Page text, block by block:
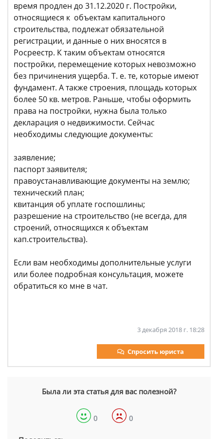
время продлен до 31.12.2020 г. Постройки,
относящиеся к объектам капитального
строительства, подлежат обязательной
регистрации, и данные о них вносятся в
Росреестр. К таким объектам относятся
постройки, перемещение которых невозможно
без причинения ущерба. Т. е. те, которые имеют
фундамент. А также строения, площадь которых
более 50 кв. метров. Раньше, чтобы оформить
права на постройки, нужна была только
декларация о недвижимости. Сейчас
необходимы следующие документы:
заявление;
паспорт заявителя;
правоустанавливающие документы на землю;
технический план;
квитанция об уплате госпошлины;
разрешение на строительство (не всегда, для
строений, относящихся к объектам
кап.строительства).
Если вам необходимы дополнительные услуги
или более подробная консультация, можете
обратиться ко мне в чат.
3 декабря 2018 г. 18:28
Спросить юриста
Была ли эта статья для вас полезной?
0 0